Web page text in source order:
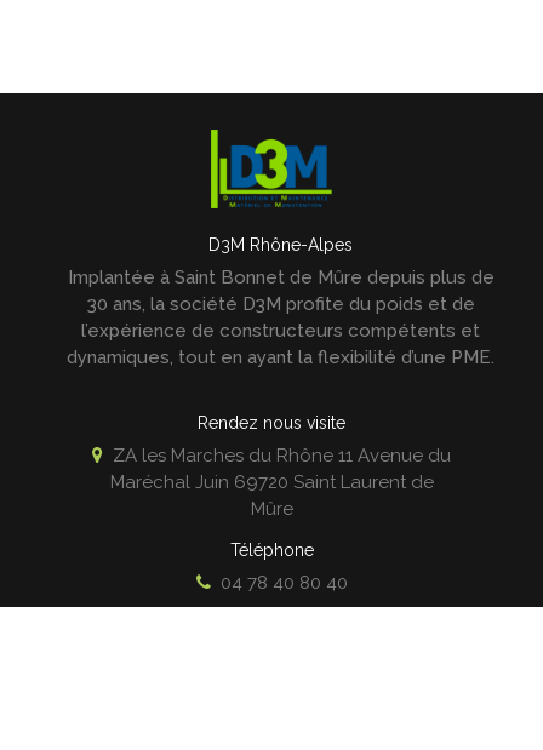
D3M Rhône-Alpes
Implantée à Saint Bonnet de Mûre depuis plus de
30 ans, la société D3M profite du poids et de
l’expérience de constructeurs compétents et
dynamiques, tout en ayant la flexibilité d’une PME.
Rendez nous visite
ZA les Marches du Rhône 11 Avenue du
Maréchal Juin 69720 Saint Laurent de
Mûre
Téléphone
04 78 40 80 40